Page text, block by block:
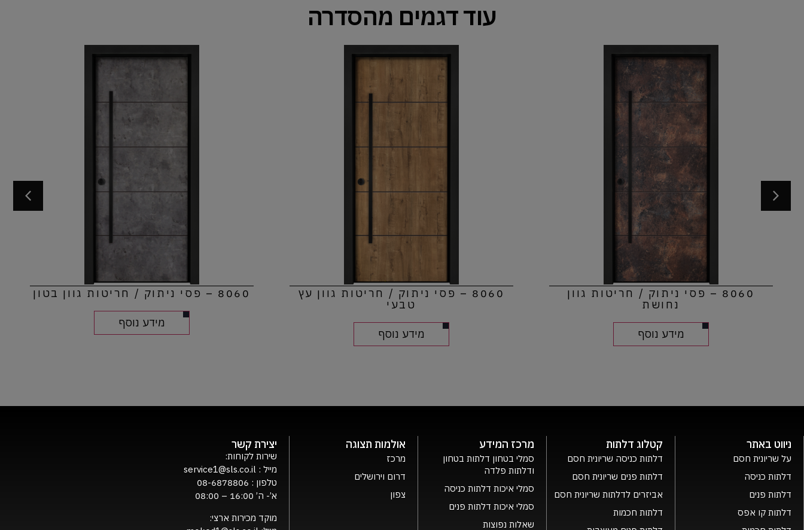
עוד דגמים מהסדרה
8060 – פסי ניתוק / חריטות גוון
נחושת
מידע נוסף
8060 – פסי ניתוק / חריטות גוון עץ
טבעי
מידע נוסף
8060 – פסי ניתוק / חריטות גוון בטון
מידע נוסף
ניווט באתר
על שריונית חסם
דלתות כניסה
דלתות פנים
דלתות קו אפס
קטלוג דלתות
דלתות כניסה שריונית חסם
דלתות פנים שריונית חסם
אביזרים לדלתות שריונית חסם
דלתות חכמות
מרכז המידע
סמלי בטחון דלתות בטחון
ודלתות פלדה
סמלי איכות דלתות כניסה
סמלי איכות דלתות פנים
שאלות נפוצות
אולמות תצוגה
מרכז
דרום וירושלים
צפון
יצירת קשר
שירות לקוחות:
מייל : service1@sls.co.il
טלפון : 08-6878806
א’- ה’ 16:00 – 08:00
מוקד מכירות ארצי: